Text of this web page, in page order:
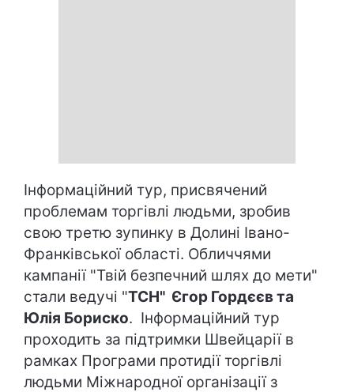
Інформаційний тур, присвячений
проблемам торгівлі людьми, зробив
свою третю зупинку в Долині Івано-
Франківської області. Обличчями
кампанії "Твій безпечний шлях до мети"
стали ведучі "ТСН" Єгор Гордєєв та
Юлія Бориско. Інформаційний тур
проходить за підтримки Швейцарії в
рамках Програми протидії торгівлі
людьми Міжнародної організації з